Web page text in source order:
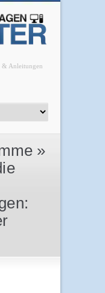
& Anleitungen
»